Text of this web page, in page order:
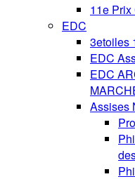
11e Prix
EDC
3etoiles
EDC
EDC
Assises